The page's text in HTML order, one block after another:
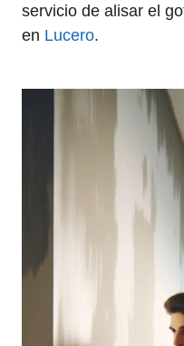
servicio de alisar el
en Lucero.